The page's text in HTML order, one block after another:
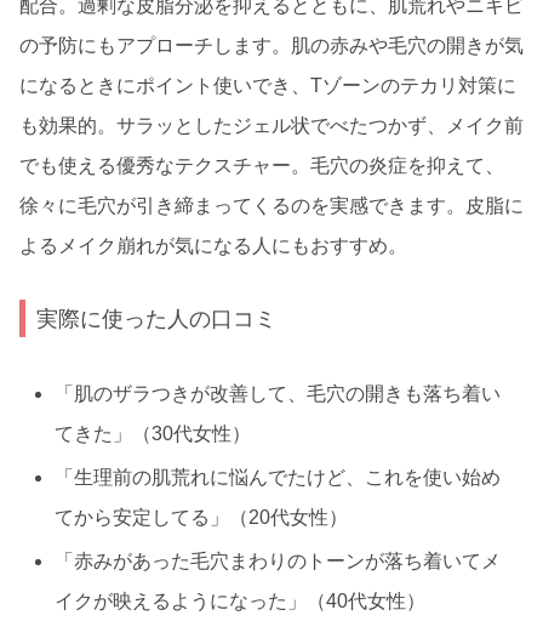
配合。過剰な皮脂分泌を抑えるとともに、肌荒れやニキビ
の予防にもアプローチします。肌の赤みや毛穴の開きが気
になるときにポイント使いでき、Tゾーンのテカリ対策に
も効果的。サラッとしたジェル状でべたつかず、メイク前
でも使える優秀なテクスチャー。毛穴の炎症を抑えて、
徐々に毛穴が引き締まってくるのを実感できます。皮脂に
よるメイク崩れが気になる人にもおすすめ。
実際に使った人の口コミ
「肌のザラつきが改善して、毛穴の開きも落ち着い
てきた」（30代女性）
「生理前の肌荒れに悩んでたけど、これを使い始め
てから安定してる」（20代女性）
「赤みがあった毛穴まわりのトーンが落ち着いてメ
イクが映えるようになった」（40代女性）